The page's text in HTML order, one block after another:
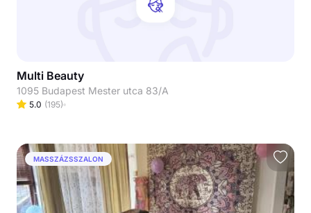
Multi Beauty
1095 Budapest Mester utca 83/A
5.0 (195)
MASSZÁZSSZALON